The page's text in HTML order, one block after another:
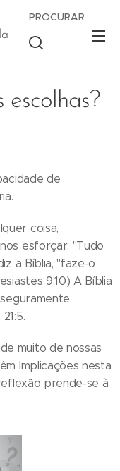
PROCURAR
de
coisa,
esforçar. "Tudo
a Bíblia, "faze-o
9:10) A Bíblia
muito de nossas
Implicações nesta
prende-se à